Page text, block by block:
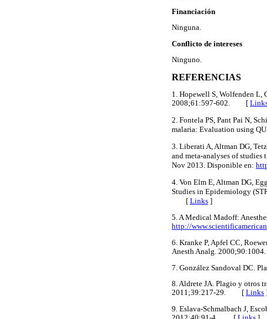
Financiación
Ninguna.
Conflicto de intereses
Ninguno.
REFERENCIAS
1. Hopewell S, Wolfenden L,
2008;61:597-602. [
2. Fontela PS, Pant Pai N,
malaria: Evaluation using
3. Liberati A, Altman DG,
and meta-analyses of
Nov 2013. Disponible en:
4. Von Elm E, Altman DG,
Studies in Epidemiology
[ Links ]
5. A Medical Madoff:
http://
6. Kranke P, Apfel CC,
Anesth Analg.
7. González Sandoval DC.
8. Aldrete JA. Plagio y otros
2011;39:217-29. [ Links ]
9. Eslava-Schmalbach J,